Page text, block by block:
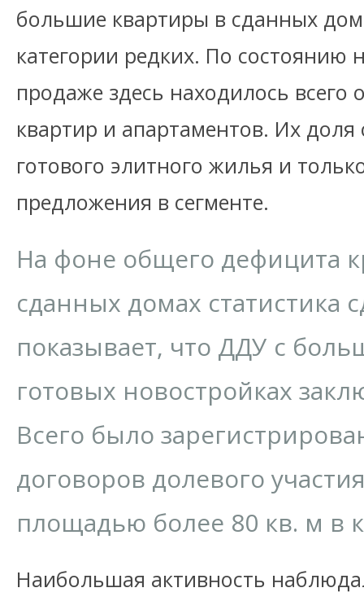
большие квартиры в сданных
категории редких. По состоянию
продаже здесь находилось всего
квартир и апартаментов. Их доля
готового элитного жилья и
предложения в сегменте.
На фоне общего дефицита
сданных домах статистика
показывает, что ДДУ с
готовых новостройках
Всего было
договоров долевого
площадью более 80 кв. м в
Наибольшая активность